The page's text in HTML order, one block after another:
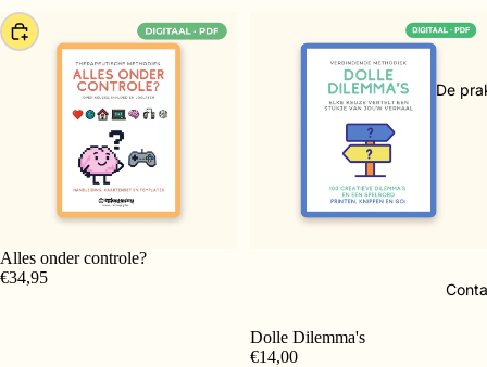
De
Kiezen
Alles onder controle?
€34,95
Dolle Dilemma's
€14,00